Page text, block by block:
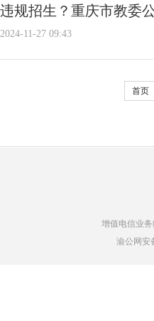
违规招生？重庆市教委
2024-11-27 09:43
首页
增值电信业务
渝公网安